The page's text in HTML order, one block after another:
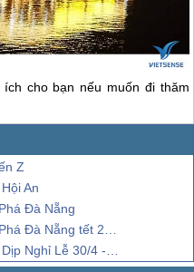
cho bạn nếu muốn đi thăm
Z
An
Đà Nẵng
Đà Nẵng tết 2018
Nghỉ Lễ 30/4 - 1/5